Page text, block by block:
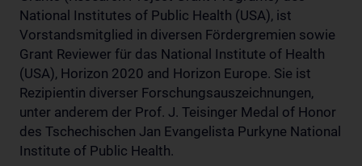
National Institutes of Public Health (USA), ist
Vorstandsmitglied in diversen Fördergremien sowie
Grant Reviewer für das National Institute of Health
(USA), Horizon 2020 and Horizon Europe. Sie ist
Rezipientin diverser Forschungsauszeichnungen,
unter anderem der Prof. J. Teisinger Medal of Honor
des Tschechischen Jan Evangelista Purkyne National
Institute of Public Health.